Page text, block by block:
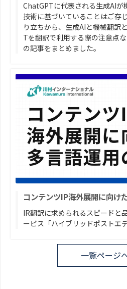
ChatGPTに代表される生成AIが
技術に基づいていることはご存
り立ちから、生成AIと機械翻訳
Tを翻訳で利用する際の注意点
の記事をまとめました。
コンテンツIP海外展開に向け
IR翻訳に求められるスピードと
ービス「ハイブリッドポストエ
一覧ページ